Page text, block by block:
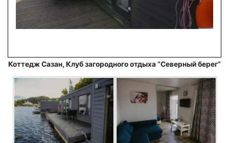
Коттедж Сазан, Клуб загородного отдыха “Северный берег”